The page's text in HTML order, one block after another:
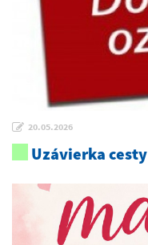
20.05.2026
Uzávierka cesty